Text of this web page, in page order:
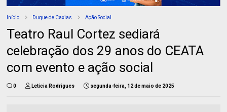
Início Duque de Caxias Ação Social
Teatro Raul Cortez sediará
celebração dos 29 anos do CEATA
com evento e ação social
0 Letícia Rodrigues segunda-feira, 12 de maio de 2025